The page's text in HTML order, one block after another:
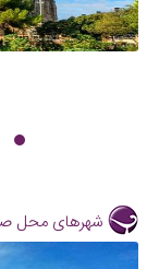
شهرهای محل